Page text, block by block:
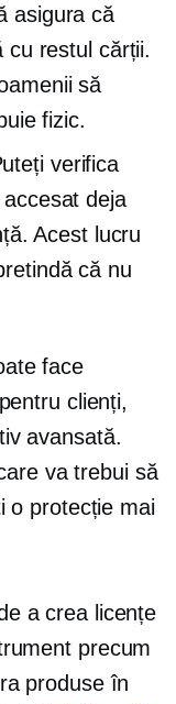
asigura că
cu restul cărții.
să
fizic.
verifica
deja
Acest lucru
că nu
face
clienți,
avansată.
va trebui să
o protecție mai
a crea licențe
precum
produse în